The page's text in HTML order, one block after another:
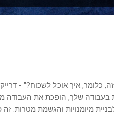
כלומר, איך אוכל לשכוח?" -
בעבודה שלך, הופכת את העבודה
מיומנויות והגשמת מטרות.